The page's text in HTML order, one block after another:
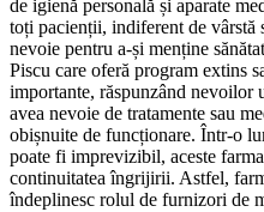
de igienă personală și aparate
toți pacienții, indiferent de vârstă
nevoie pentru a-și menține
Piscu care oferă program extins
importante, răspunzând nevoilor
avea nevoie de tratamente sau
obișnuite de funcționare. Într-o
poate fi imprevizibil, aceste
continuitatea îngrijirii. Astfel,
îndeplinesc rolul de furnizori de